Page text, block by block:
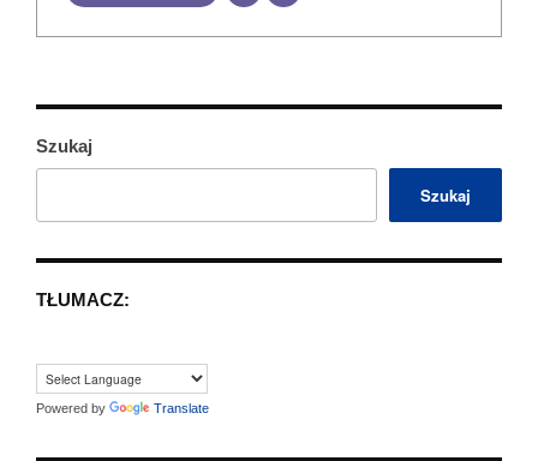
Szukaj
Szukaj
TŁUMACZ:
Powered by Translate